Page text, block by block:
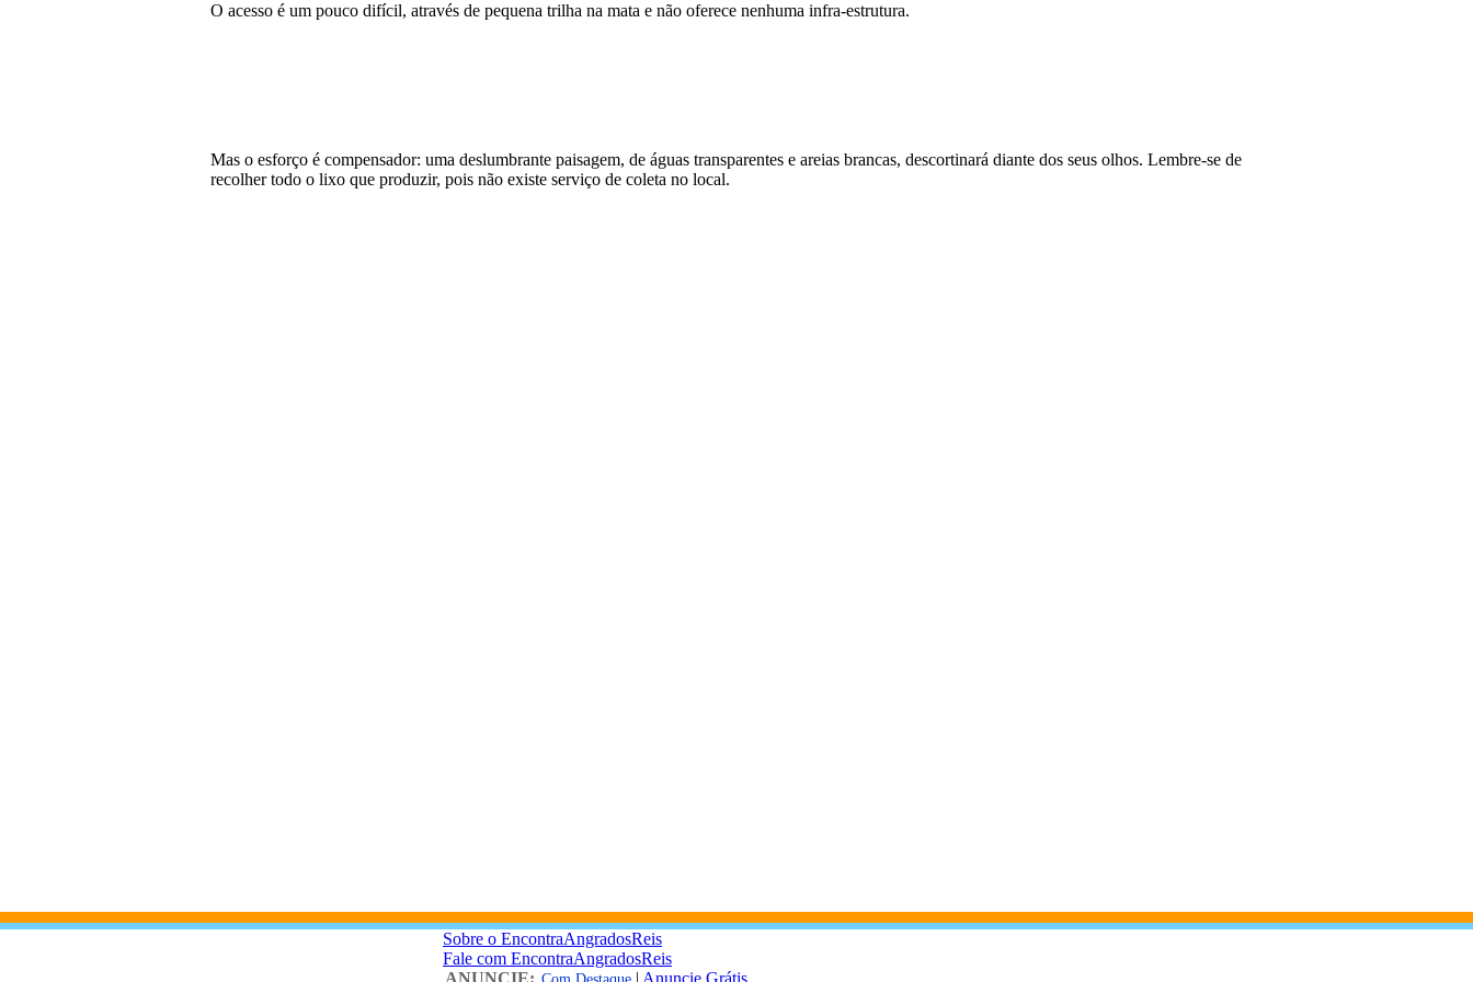
O acesso é um pouco difícil, através de pequena trilha na mata e não oferece nenhuma infra-estrutura.
Mas o esforço é compensador: uma deslumbrante paisagem, de águas transparentes e areias brancas, descortinará diante dos seus olhos. Lembre-se de
recolher todo o lixo que produzir, pois não existe serviço de coleta no local.
Sobre o EncontraAngradosReis
Fale com EncontraAngradosReis
ANUNCIE:
| Anuncie Grátis